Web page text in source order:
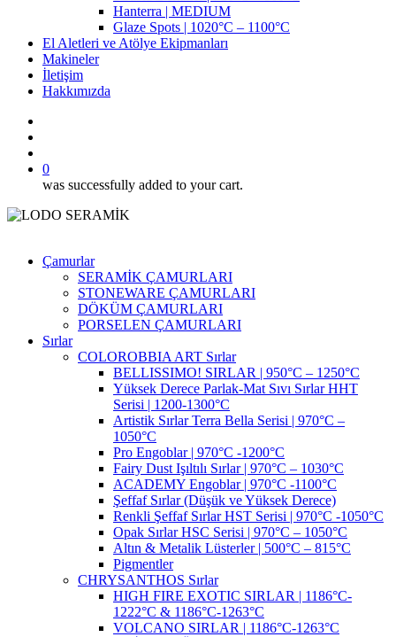
Hanterra | MEDIUM
Glaze Spots | 1020°C – 1100°C
El Aletleri ve Atölye Ekipmanları
Makineler
İletişim
Hakkımızda
0
was successfully added to your cart.
Çamurlar
SERAMİK ÇAMURLARI
STONEWARE ÇAMURLARI
DÖKÜM ÇAMURLARI
PORSELEN ÇAMURLARI
Sırlar
COLOROBBIA ART Sırlar
BELLISSIMO! SIRLAR | 950°C – 1250°C
Yüksek Derece Parlak-Mat Sıvı Sırlar HHT
Serisi | 1200-1300°C
Artistik Sırlar Terra Bella Serisi | 970°C –
1050°C
Pro Engoblar | 970°C -1200°C
Fairy Dust Işıltılı Sırlar | 970°C – 1030°C
ACADEMY Engoblar | 970°C -1100°C
Şeffaf Sırlar (Düşük ve Yüksek Derece)
Renkli Şeffaf Sırlar HST Serisi | 970°C -1050°C
Opak Sırlar HSC Serisi | 970°C – 1050°C
Altın & Metalik Lüsterler | 500°C – 815°C
Pigmentler
CHRYSANTHOS Sırlar
HIGH FIRE EXOTIC SIRLAR | 1186°C-
1222°C & 1186°C-1263°C
VOLCANO SIRLAR | 1186°C-1263°C